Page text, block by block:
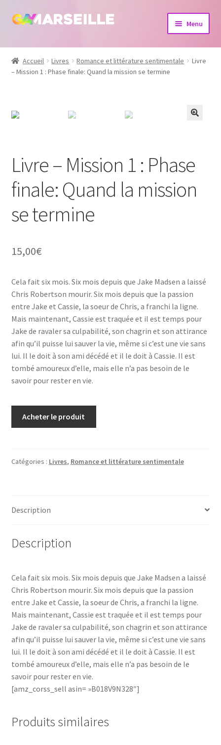
Aller
navigation
Aller
Menu
Boutique
Bijoux
Accueil Livres Romance et littérature sentimentale
Livre
– Mission 1 : Phase finale: Quand la mission se termine
Livre – Mission 1 : Phase
finale: Quand la mission
se termine
15,00€
Cela fait six mois. Six mois depuis que Jake Madsen a laissé
Chris Robertson mourir. Six mois depuis que la passion
entre Jake et Cassie, la soeur de Chris, a franchi la ligne.
Mais maintenant, Cassie est traquée et il est temps pour
Jake de ravaler sa culpabilité, son chagrin et son attirance
afin qu’il puisse lui sauver la vie, même si c’est une vie sans
lui. Il le doit à son ami décédé et il le doit à Cassie. Il est
tombé amoureux d’elle, mais elle n’a pas besoin de le
savoir pour rester en vie.
Acheter le produit
Catégories : Livres, Romance et littérature sentimentale
Description
Description
Cela fait six mois. Six mois depuis que Jake Madsen a laissé
Chris Robertson mourir. Six mois depuis que la passion
entre Jake et Cassie, la soeur de Chris, a franchi la ligne.
Mais maintenant, Cassie est traquée et il est temps pour
Jake de ravaler sa culpabilité, son chagrin et son attirance
afin qu’il puisse lui sauver la vie, même si c’est une vie sans
lui. Il le doit à son ami décédé et il le doit à Cassie. Il est
tombé amoureux d’elle, mais elle n’a pas besoin de le
savoir pour rester en vie.
[amz_corss_sell asin= »B018V9N328″]
Produits similaires